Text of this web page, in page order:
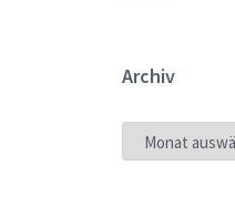
Archiv
ARCHIV